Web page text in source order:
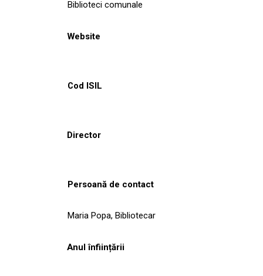
Biblioteci comunale
Website
Cod ISIL
Director
Persoană de contact
Maria Popa, Bibliotecar
Anul înființării